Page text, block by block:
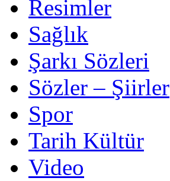
Resimler
Sağlık
Şarkı Sözleri
Sözler – Şiirler
Spor
Tarih Kültür
Video